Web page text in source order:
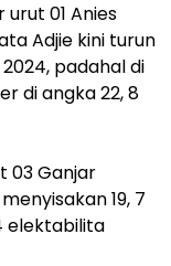
01 Anies
Adjie kini turun
padahal di
di angka 22, 8
03 Ganjar
19, 7
elektabilita